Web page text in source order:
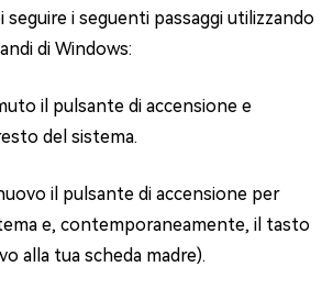
seguire i seguenti passaggi utilizzando
di Windows:
il pulsante di accensione e
del sistema.
il pulsante di accensione per
e, contemporaneamente, il tasto
alla tua scheda madre).